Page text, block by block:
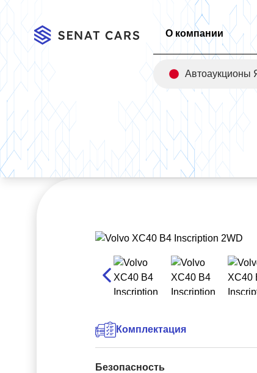
О компании
Главная/Каталог Volvo XC40 B4 Inscription 2WD
Комплектация
Безопасность